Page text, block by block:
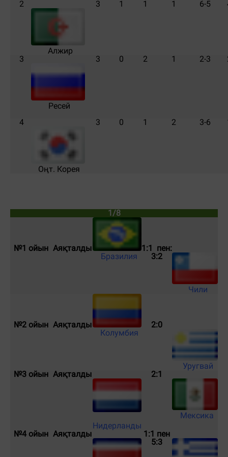
2
Алжир
3 1 1 1 6-5
3
Ресей
3 0 2 1 2-3
4
Оңт. Корея
3 0 1 2 3-6
1/8
№1 ойын Аяқталды
Бразилия
1:1 пен:
3:2
Чили
№2 ойын Аяқталды
Колумбия
2:0
Уругвай
№3 ойын Аяқталды
Нидерланды
2:1
Мексика
№4 ойын Аяқталды
1:1 пен
5:3